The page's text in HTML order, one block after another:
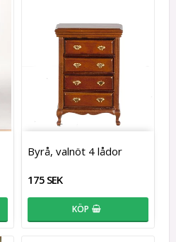
Byrå, valnöt 4 lådor
175 SEK
KÖP